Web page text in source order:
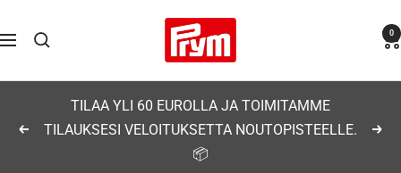
sisältöön
Navigaatio
Prym 0
Edellinen
TILAA YLI 60 EUROLLA JA TOIMITAMME
TILAUKSESI VELOITUKSETTA NOUTOPISTEELLE.
📦